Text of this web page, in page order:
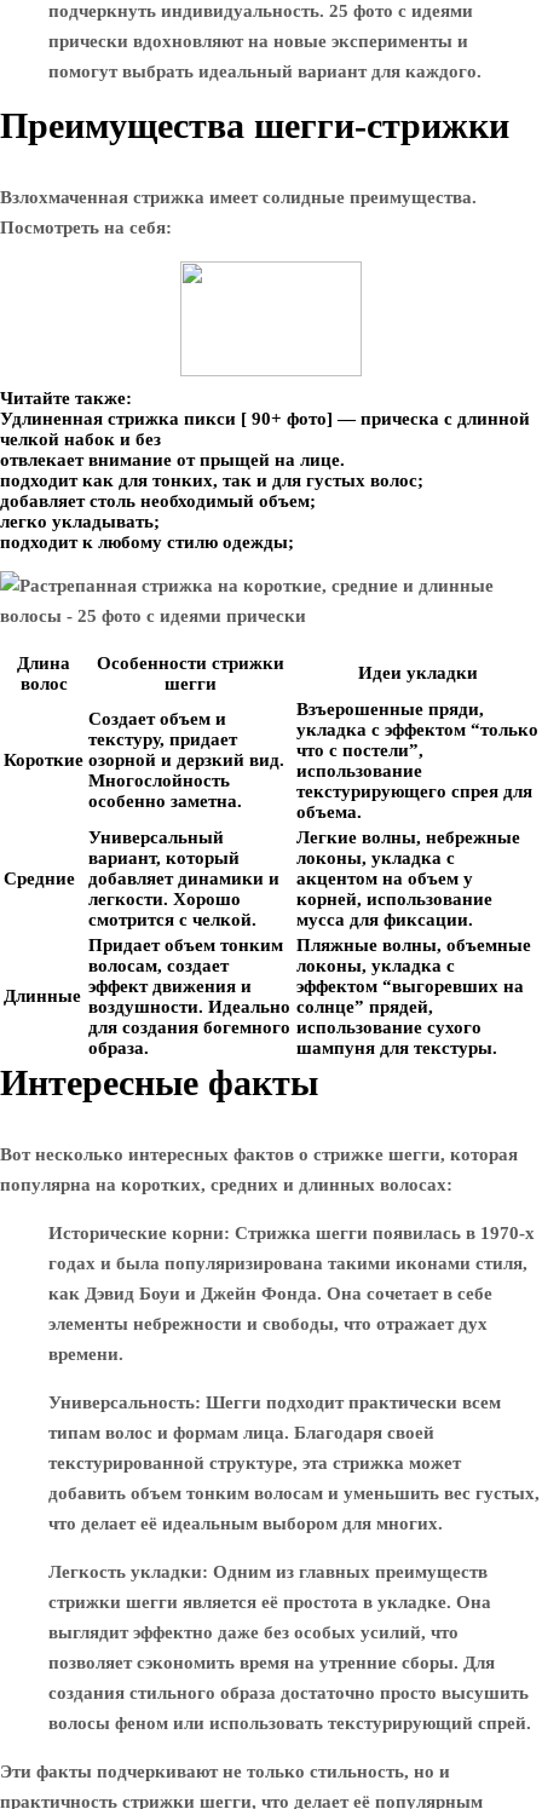
подчеркнуть индивидуальность. 25 фото с идеями
прически вдохновляют на новые эксперименты и
помогут выбрать идеальный вариант для каждого.
Преимущества шегги-стрижки
Взлохмаченная стрижка имеет солидные преимущества.
Посмотреть на себя:
Читайте также:
Удлиненная стрижка пикси [ 90+ фото] — прическа с длинной
челкой набок и без
отвлекает внимание от прыщей на лице.
подходит как для тонких, так и для густых волос;
добавляет столь необходимый объем;
легко укладывать;
подходит к любому стилю одежды;
Длина
волос
Особенности стрижки
шегги
Идеи укладки
Короткие
Создает объем и
текстуру, придает
озорной и дерзкий вид.
Многослойность
особенно заметна.
Взъерошенные пряди,
укладка с эффектом “только
что с постели”,
использование
текстурирующего спрея для
объема.
Средние
Универсальный
вариант, который
добавляет динамики и
легкости. Хорошо
смотрится с челкой.
Легкие волны, небрежные
локоны, укладка с
акцентом на объем у
корней, использование
мусса для фиксации.
Длинные
Придает объем тонким
волосам, создает
эффект движения и
воздушности. Идеально
для создания богемного
образа.
Пляжные волны, объемные
локоны, укладка с
эффектом “выгоревших на
солнце” прядей,
использование сухого
шампуня для текстуры.
Интересные факты
Вот несколько интересных фактов о стрижке шегги, которая
популярна на коротких, средних и длинных волосах:
Исторические корни: Стрижка шегги появилась в 1970-х
годах и была популяризирована такими иконами стиля,
как Дэвид Боуи и Джейн Фонда. Она сочетает в себе
элементы небрежности и свободы, что отражает дух
времени.
Универсальность: Шегги подходит практически всем
типам волос и формам лица. Благодаря своей
текстурированной структуре, эта стрижка может
добавить объем тонким волосам и уменьшить вес густых,
что делает её идеальным выбором для многих.
Легкость укладки: Одним из главных преимуществ
стрижки шегги является её простота в укладке. Она
выглядит эффектно даже без особых усилий, что
позволяет сэкономить время на утренние сборы. Для
создания стильного образа достаточно просто высушить
волосы феном или использовать текстурирующий спрей.
Эти факты подчеркивают не только стильность, но и
практичность стрижки шегги, что делает её популярным